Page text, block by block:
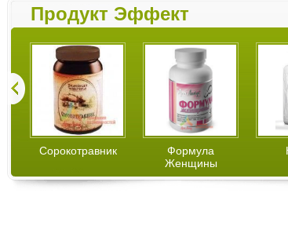
Продукт Эффект
Сорокотравник
Формула
Женщины